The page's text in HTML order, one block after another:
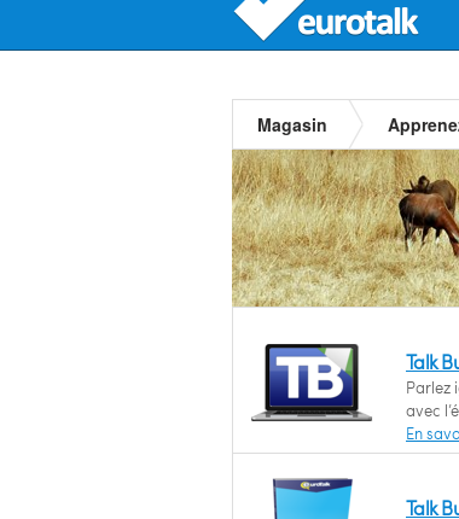
Magasin
Talk
Parlez
avec
En
Talk